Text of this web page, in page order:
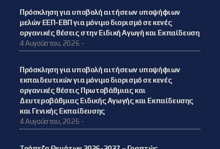
Πρόσκληση για υποβολή αιτήσεων υποψήφιων
μελών ΕΕΠ-ΕΒΠ για μόνιμο διορισμό σε κενές
οργανικές θέσεις στην Ειδική Αγωγή και Εκπαίδευση
4 Αυγούστου, 2026 -
Πρόσκληση για υποβολή αιτήσεων υποψήφιων
εκπαιδευτικών για μόνιμο διορισμό σε κενές
οργανικές θέσεις Πρωτοβάθμιας και
Δευτεροβάθμιας Ειδικής Αγωγής και Εκπαίδευσης
και Γενικής Εκπαίδευσης
4 Αυγούστου, 2026 -